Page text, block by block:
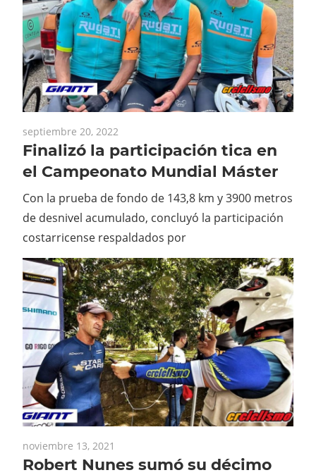
septiembre 20, 2022
Finalizó la participación tica en
el Campeonato Mundial Máster
Con la prueba de fondo de 143,8 km y 3900 metros
de desnivel acumulado, concluyó la participación
costarricense respaldados por
noviembre 13, 2021
Robert Nunes sumó su décimo